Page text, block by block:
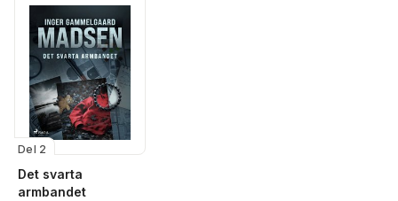
Del 2
Det svarta
armbandet